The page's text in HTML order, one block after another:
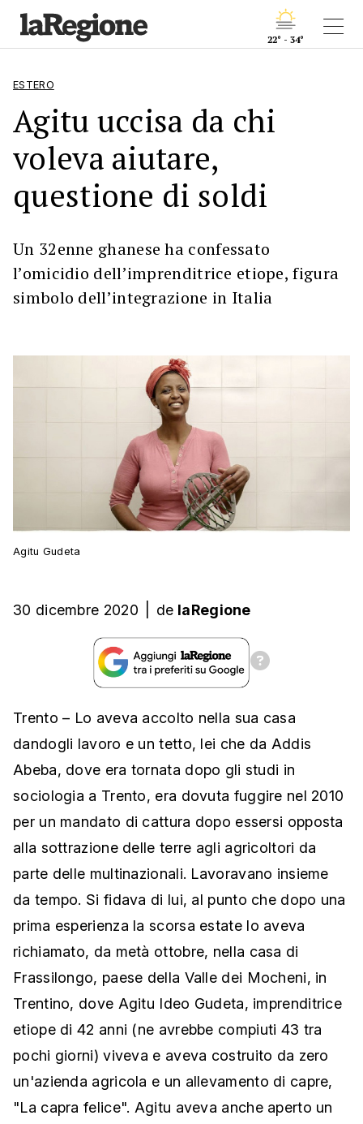
22° - 34°
ESTERO
Agitu uccisa da chi
voleva aiutare,
questione di soldi
Un 32enne ghanese ha confessato
l’omicidio dell’imprenditrice etiope, figura
simbolo dell’integrazione in Italia
Agitu Gudeta
30 dicembre 2020 de laRegione
Trento – Lo aveva accolto nella sua casa
dandogli lavoro e un tetto, lei che da Addis
Abeba, dove era tornata dopo gli studi in
sociologia a Trento, era dovuta fuggire nel 2010
per un mandato di cattura dopo essersi opposta
alla sottrazione delle terre agli agricoltori da
parte delle multinazionali. Lavoravano insieme
da tempo. Si fidava di lui, al punto che dopo una
prima esperienza la scorsa estate lo aveva
richiamato, da metà ottobre, nella casa di
Frassilongo, paese della Valle dei Mocheni, in
Trentino, dove Agitu Ideo Gudeta, imprenditrice
etiope di 42 anni (ne avrebbe compiuti 43 tra
pochi giorni) viveva e aveva costruito da zero
un'azienda agricola e un allevamento di capre,
"La capra felice". Agitu aveva anche aperto un